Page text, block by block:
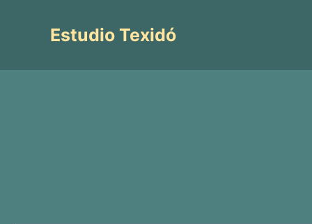
contenidoEstudio Texidó